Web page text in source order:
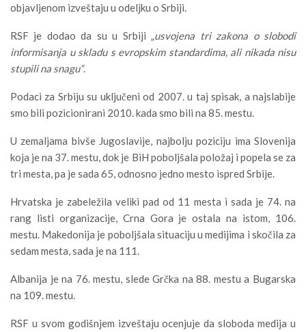
objavljenom izveštaju u odeljku o Srbiji.
RSF je dodao da su u Srbiji „usvojena tri zakona o slobodi
informisanja u skladu s evropskim standardima, ali nikada nisu
stupili na snagu“.
Podaci za Srbiju su uključeni od 2007. u taj spisak, a najslabije
smo bili pozicionirani 2010. kada smo bili na 85. mestu.
U zemaljama bivše Jugoslavije, najbolju poziciju ima Slovenija
koja je na 37. mestu, dok je BiH poboljšala položaj i popela se za
tri mesta, pa je sada 65, odnosno jedno mesto ispred Srbije.
Hrvatska je zabeležila veliki pad od 11 mesta i sada je 74. na
rang listi organizacije, Crna Gora je ostala na istom, 106.
mestu. Makedonija je poboljšala situaciju u medijima i skočila za
sedam mesta, sada je na 111.
Albanija je na 76. mestu, slede Grčka na 88. mestu a Bugarska
na 109. mestu.
RSF u svom godišnjem izveštaju ocenjuje da sloboda medija u